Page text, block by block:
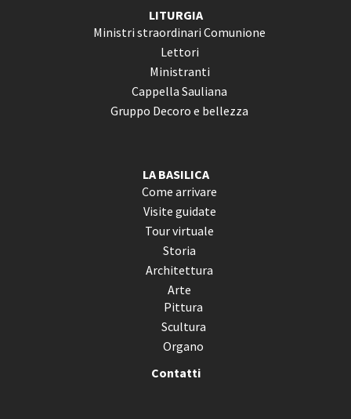
LITURGIA
Ministri straordinari Comunione
Lettori
Ministranti
Cappella Sauliana
Gruppo Decoro e bellezza
LA BASILICA
Come arrivare
Visite guidate
Tour virtuale
Storia
Architettura
Arte
Pittura
Scultura
Organo
Contatti